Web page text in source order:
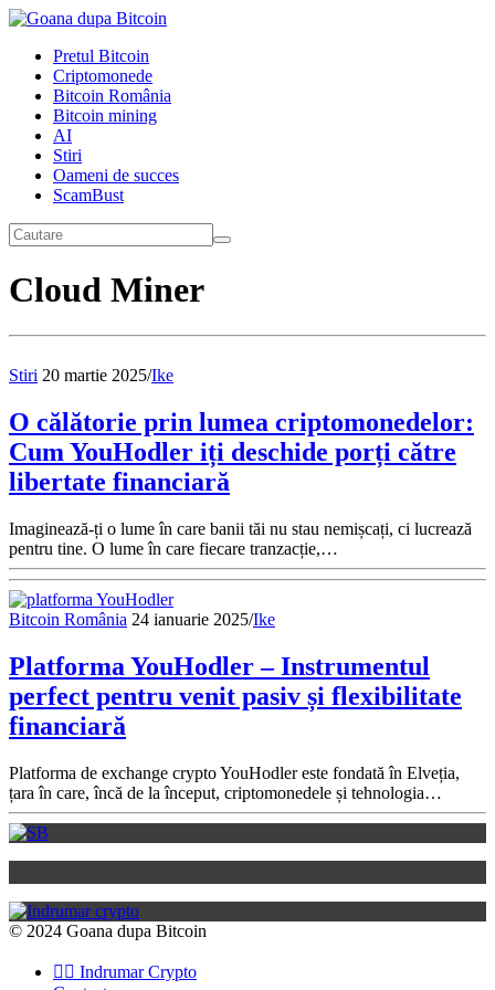
Pretul Bitcoin
Criptomonede
Bitcoin România
Bitcoin mining
AI
Stiri
Oameni de succes
ScamBust
Cloud Miner
Stiri 20 martie 2025/Ike
O călătorie prin lumea criptomonedelor:
Cum YouHodler iți deschide porți către
libertate financiară
Imaginează-ți o lume în care banii tăi nu stau nemișcați, ci lucrează
pentru tine. O lume în care fiecare tranzacție,…
Bitcoin România 24 ianuarie 2025/Ike
Platforma YouHodler – Instrumentul
perfect pentru venit pasiv și flexibilitate
financiară
Platforma de exchange crypto YouHodler este fondată în Elveția,
țara în care, încă de la început, criptomonedele și tehnologia…
© 2024 Goana dupa Bitcoin
👉🏽 Indrumar Crypto